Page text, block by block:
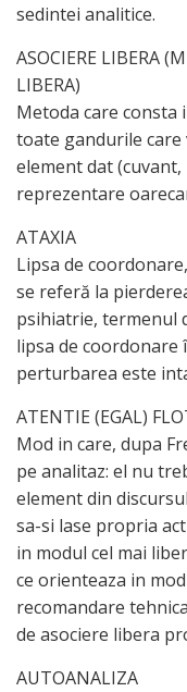
sedintei analitice.
ASOCIERE LIBERA
LIBERA)
Metoda care consta
toate gandurile care
element dat
reprezentare
ATAXIA
Lipsa de
se referă la
psihiatrie, termenul
lipsa de
perturbarea este
ATENTIE (EGAL)
Mod in care, dupa
pe analitaz: el nu
element din
sa-si lase propria
in modul cel mai
ce orienteaza in
recomandare
de asociere libera
AUTOANALIZA